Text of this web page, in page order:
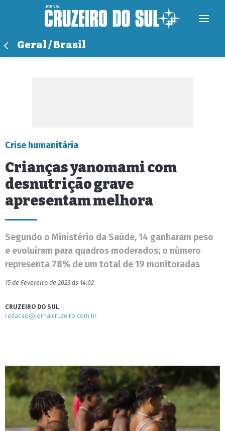
Geral / Brasil
Crise humanitária
Crianças yanomami com
desnutrição grave
apresentam melhora
Segundo o Ministério da Saúde, 14 ganharam peso
e evoluíram para quadros moderados; o número
representa 78% de um total de 19 monitoradas
15 de Fevereiro de 2023 às 14:02
CRUZEIRO DO SUL
redacao@jornalcruzeiro.com.br